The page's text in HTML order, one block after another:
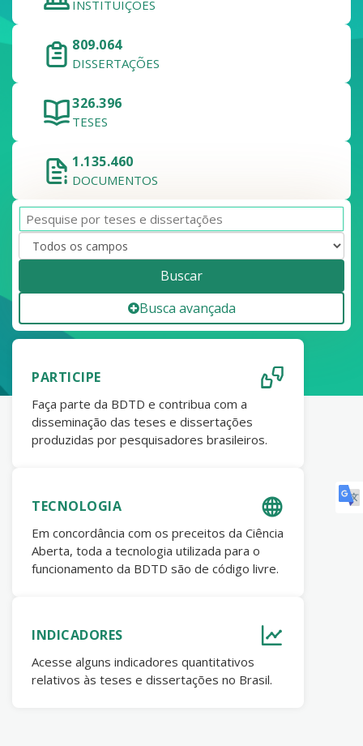
INSTITUIÇÕES
809.064
DISSERTAÇÕES
326.396
TESES
1.135.460
DOCUMENTOS
Buscar
Busca avançada
PARTICIPE
Faça parte da BDTD e contribua com a
disseminação das teses e dissertações
produzidas por pesquisadores brasileiros.
TECNOLOGIA
Em concordância com os preceitos da Ciência
Aberta, toda a tecnologia utilizada para o
funcionamento da BDTD são de código livre.
INDICADORES
Acesse alguns indicadores quantitativos
relativos às teses e dissertações no Brasil.